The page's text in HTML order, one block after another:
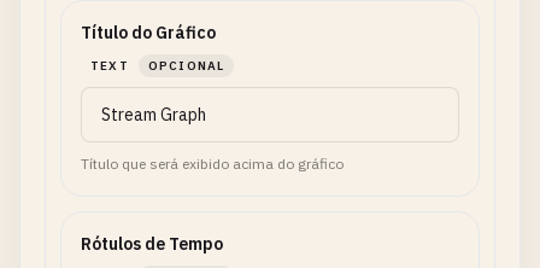
Título do Gráfico
TEXT OPCIONAL
Título que será exibido acima do gráfico
Rótulos de Tempo